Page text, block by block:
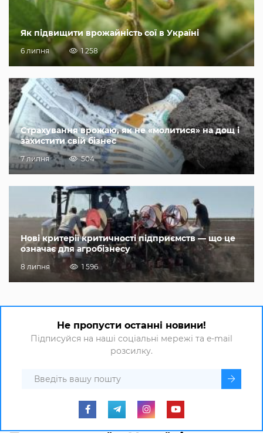
Як підвищити врожайність сої в Україні
6 липня 1 258
Страхування врожаю, як не «молитися» на дощ і
захистити свій бізнес
7 липня 504
Нові критерії критичності підприємств — що це
означає для агробізнесу
8 липня 1 596
Не пропусти останні новини!
Підписуйся на наші соціальні мережі та e-mail
розсилку.